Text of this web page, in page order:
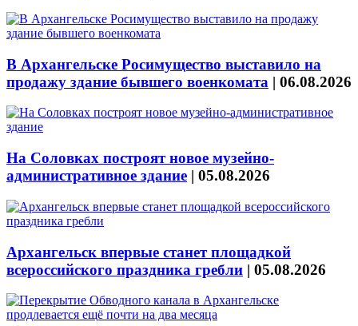
В Архангельске Росимущество выставило на
продажу здание бывшего военкомата | 06.08.2026
На Соловках построят новое музейно-
административное здание | 05.08.2026
Архангельск впервые станет площадкой
всероссийского праздника гребли | 05.08.2026